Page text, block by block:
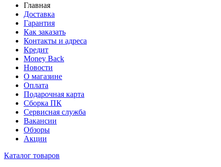
Главная
Доставка
Гарантия
Как заказать
Контакты и адреса
Кредит
Money Back
Новости
О магазине
Оплата
Подарочная карта
Сборка ПК
Сервисная служба
Вакансии
Обзоры
Акции
Каталог товаров